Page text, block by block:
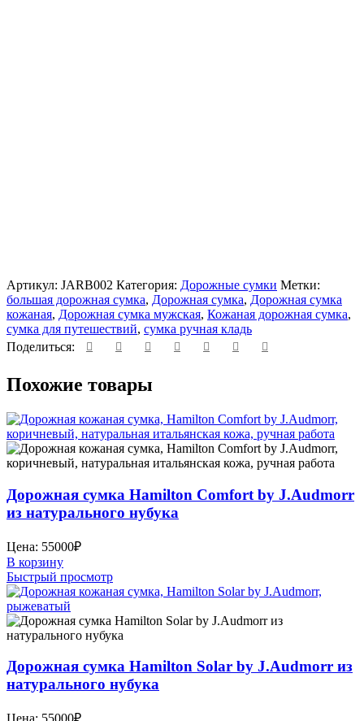
Артикул: JARB002 Категория: Дорожные сумки Метки:
большая дорожная сумка, Дорожная сумка, Дорожная сумка
кожаная, Дорожная сумка мужская, Кожаная дорожная сумка,
сумка для путешествий, сумка ручная кладь
Поделиться:
Похожие товары
Дорожная сумка Hamilton Comfort by J.Audmorr
из натурального нубука
Цена: 55000₽
В корзину
Быстрый просмотр
Дорожная сумка Hamilton Solar by J.Audmorr из
натурального нубука
Цена: 55000₽